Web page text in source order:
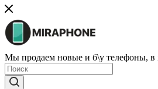
Мы продаем новые и б\у телефоны, в